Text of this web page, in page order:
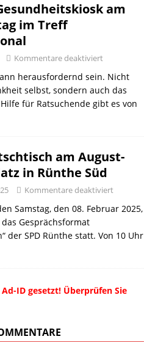
am
im Treff
Kommentare deaktiviert
herausfordernd sein. Nicht
selbst, sondern auch das
für Ratsuchende gibt es von
am August-
in Rünthe Süd
Kommentare deaktiviert
Samstag, den 08. Februar 2025,
Gesprächsformat
der SPD Rünthe statt. Von 10 Uhr
ID gesetzt! Überprüfen Sie